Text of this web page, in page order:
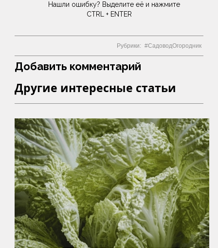
Нашли ошибку? Выделите её и нажмите
CTRL + ENTER
Рубрики: СадоводОгородник
Добавить комментарий
Другие интересные статьи